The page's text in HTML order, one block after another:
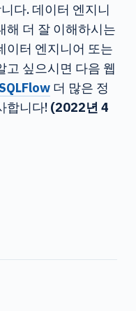
다. 데이터 엔지니
해 더 잘 이해하시는
이터 엔지니어 또는
고 싶으시면 다음 웹
더 많은 정
합니다! (2022년 4